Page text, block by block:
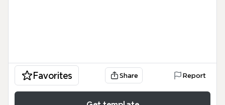
Favorites Share Report